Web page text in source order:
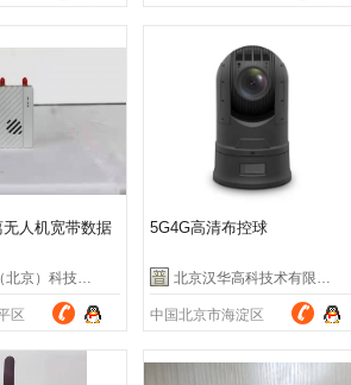
人机宽带数据
）科技有限公司
区
5G4G高清布控球
北京汉华高科技术有限公司
中国北京市海淀区